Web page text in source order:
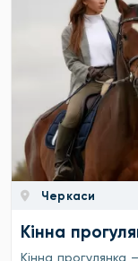
Черкаси
Кінна
Кінна прогулянка